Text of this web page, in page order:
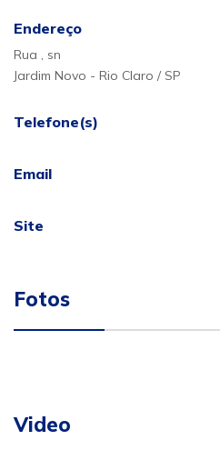
Endereço
Rua , sn
Jardim Novo - Rio Claro / SP
Telefone(s)
Email
Site
Fotos
Video